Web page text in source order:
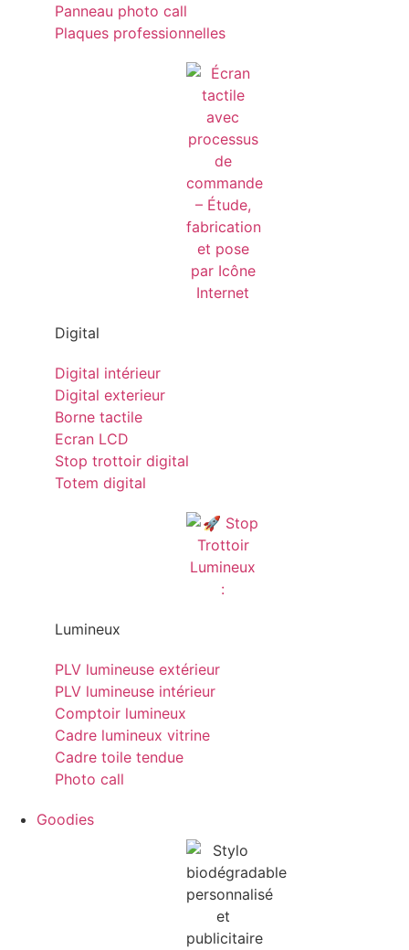
Panneau photo call
Plaques professionnelles
Digital
Digital intérieur
Digital exterieur
Borne tactile
Ecran LCD
Stop trottoir digital
Totem digital
Lumineux
PLV lumineuse extérieur
PLV lumineuse intérieur
Comptoir lumineux
Cadre lumineux vitrine
Cadre toile tendue
Photo call
Goodies